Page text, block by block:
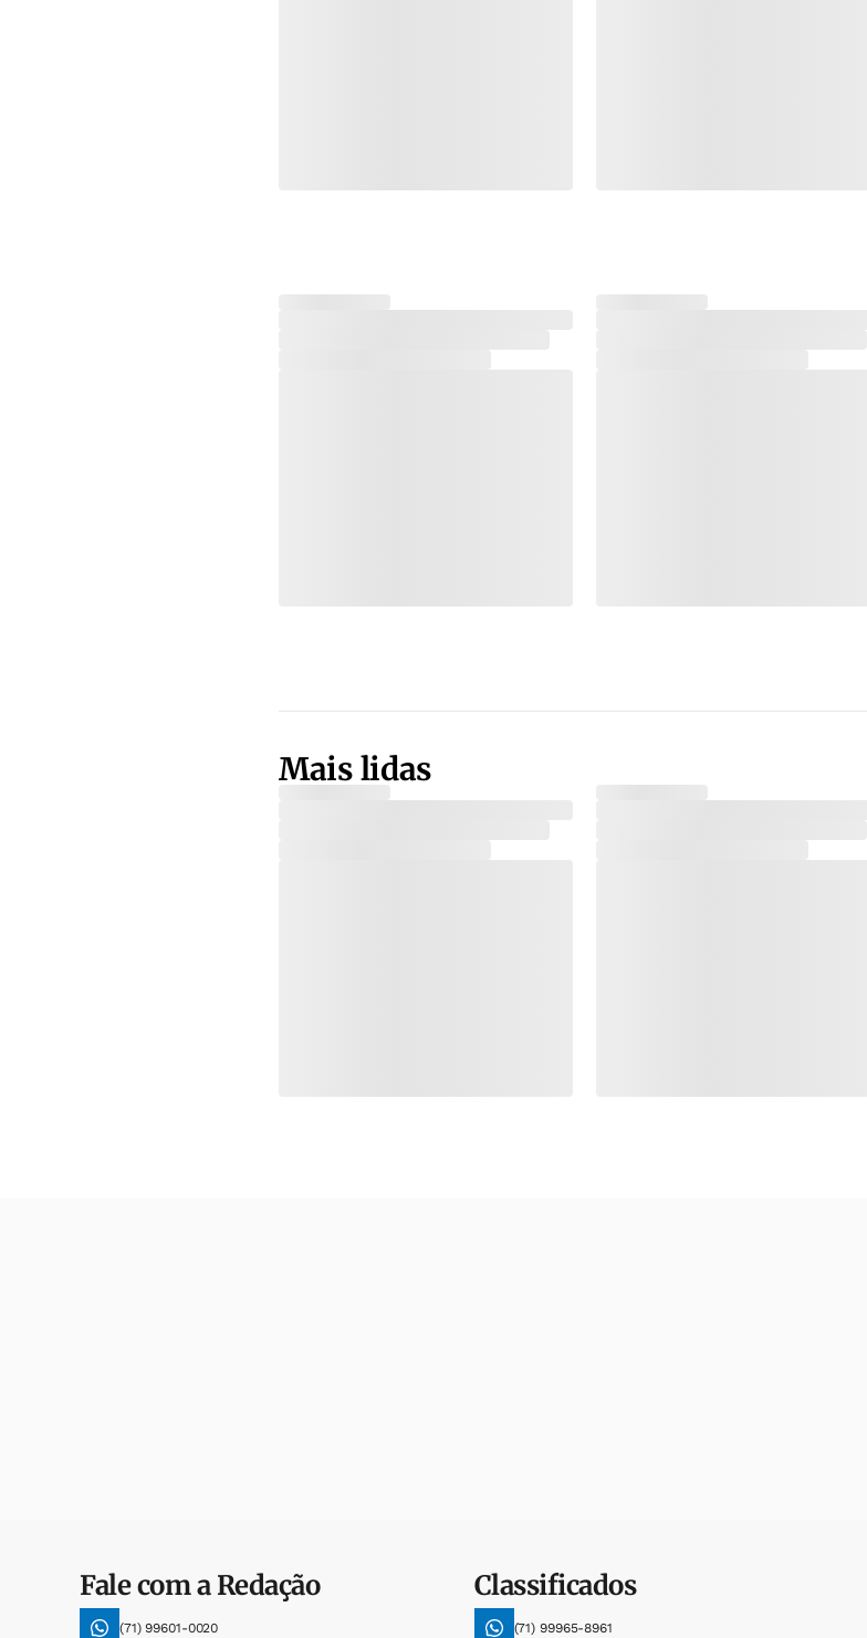
Mais lidas
Fale com a Redação
(71) 99601-0020
Classificados
(71) 99965-8961